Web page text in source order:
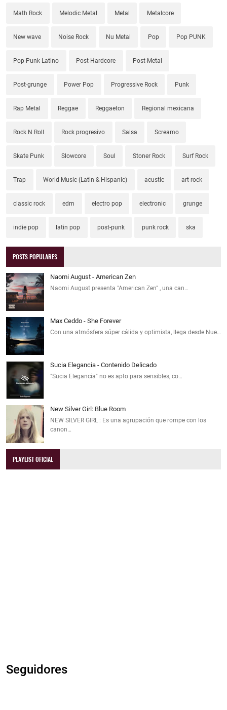
Math Rock Melodic Metal Metal Metalcore
New wave Noise Rock Nu Metal Pop Pop PUNK
Pop Punk Latino Post-Hardcore Post-Metal
Post-grunge Power Pop Progressive Rock Punk
Rap Metal Reggae Reggaeton Regional mexicana
Rock N Roll Rock progresivo Salsa Screamo
Skate Punk Slowcore Soul Stoner Rock Surf Rock
Trap World Music (Latin & Hispanic) acustic art rock
classic rock edm electro pop electronic grunge
indie pop latin pop post-punk punk rock ska
POSTS POPULARES
Naomi August - American Zen
Naomi August presenta "American Zen" , una can…
Max Ceddo - She Forever
Con una atmósfera súper cálida y optimista, llega desde Nue…
Sucia Elegancia - Contenido Delicado
"Sucia Elegancia" no es apto para sensibles, co…
New Silver Girl: Blue Room
NEW SILVER GIRL : Es una agrupación que rompe con los
canon…
PLAYLIST OFICIAL
Seguidores